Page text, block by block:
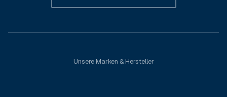
Unsere Marken & Hersteller